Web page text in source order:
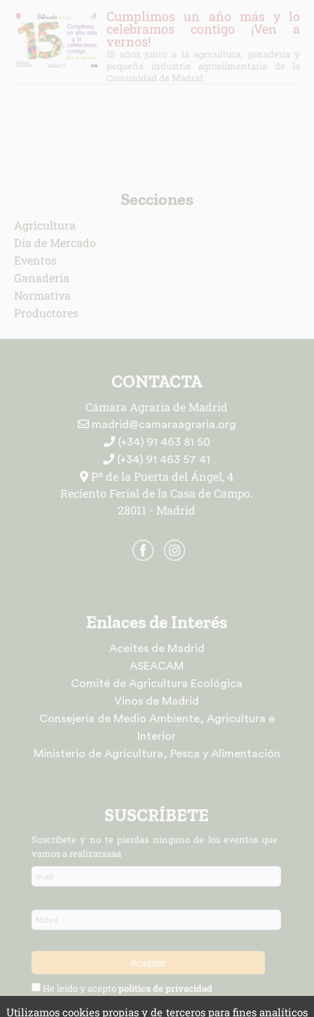
Cumplimos un año más y lo
celebramos contigo ¡Ven a
vernos!
15 años junto a la agricultura, ganadería y
pequeña industria agroalimentaria de la
Comunidad de Madrid
Secciones
Agricultura
Día de Mercado
Eventos
Ganadería
Normativa
Productores
CONTACTA
Cámara Agraria de Madrid
madrid@camaraagraria.org
(+34) 91 463 81 50
(+34) 91 463 57 41
Pº de la Puerta del Ángel, 4
Reciento Ferial de la Casa de Campo.
28011 - Madrid
Enlaces de Interés
Aceites de Madrid
ASEACAM
Comité de Agricultura Ecológica
Vinos de Madrid
Consejería de Medio Ambiente, Agricultura e
Interior
Ministerio de Agricultura, Pesca y Alimentación
SUSCRÍBETE
Suscríbete y no te pierdas ninguno de los eventos que
vamos a realizaraaaa
He leído y aceptopolítica de privacidad
Utilizamos cookies propias y de terceros para fines analíticos